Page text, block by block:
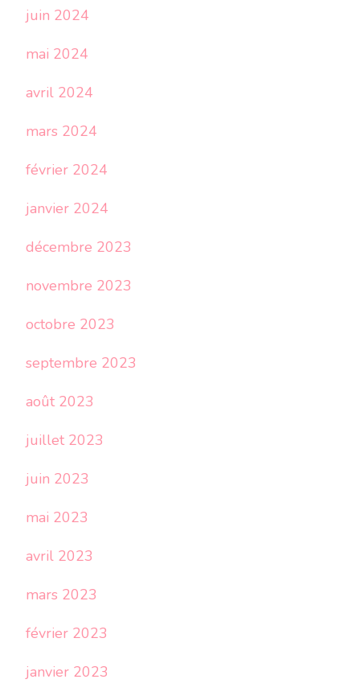
juin 2024
mai 2024
avril 2024
mars 2024
février 2024
janvier 2024
décembre 2023
novembre 2023
octobre 2023
septembre 2023
août 2023
juillet 2023
juin 2023
mai 2023
avril 2023
mars 2023
février 2023
janvier 2023